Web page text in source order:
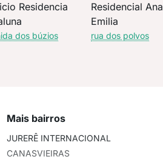
Residencia
dos búzios
Residencial Ana
Emilia
rua dos polvos
Mais bairros
JURERÊ INTERNACIONAL
CANASVIEIRAS